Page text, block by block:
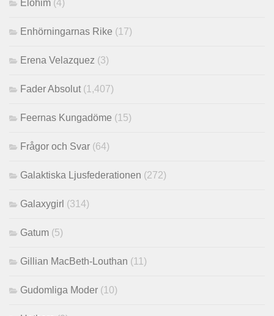
Elohim (4)
Enhörningarnas Rike (17)
Erena Velazquez (3)
Fader Absolut (1,407)
Feernas Kungadöme (15)
Frågor och Svar (64)
Galaktiska Ljusfederationen (272)
Galaxygirl (314)
Gatum (5)
Gillian MacBeth-Louthan (11)
Gudomliga Moder (10)